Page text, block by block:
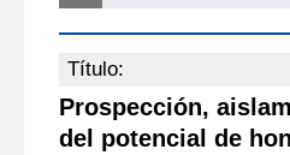
Título:
Prospección,
del potencial de